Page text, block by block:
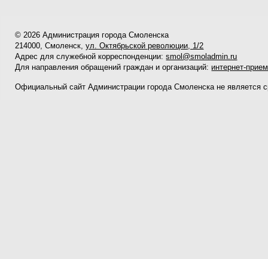
© 2026 Администрация города Смоленска
214000, Смоленск,ул. Октябрьской революции, 1/2
Адрес для служебной корреспонденции:smol@smoladmin.ru
Для направления обращений граждан и организаций: интернет-
Официальный сайт Администрации города Смоленска не является